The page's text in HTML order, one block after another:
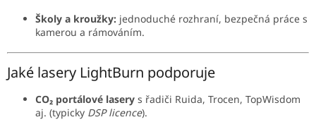
Školy a kroužky: jednoduché rozhraní, bezpečná práce s
kamerou a rámováním.
Jaké lasery LightBurn podporuje
CO₂ portálové lasery s řadiči Ruida, Trocen, TopWisdom
aj. (typicky DSP licence).